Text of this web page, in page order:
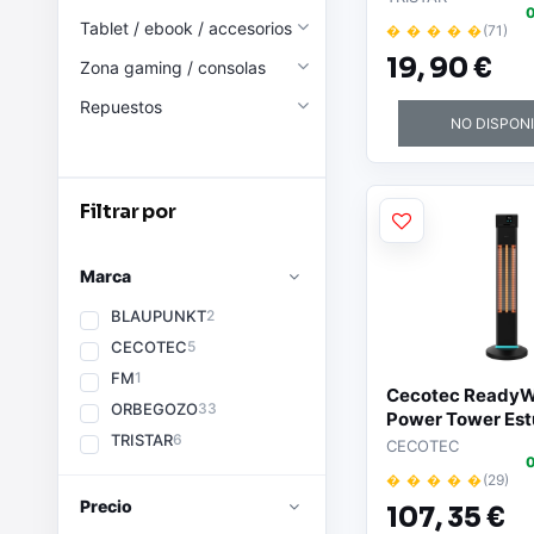
Tablet / ebook / accesorios
Zona gaming / consolas
Repuestos
Filtrar por
Marca
BLAUPUNKT2
CECOTEC5
FM1
ORBEGOZO33
TRISTAR6
Precio
� � � � �(71)
19,90 €
NO
Cecotec
Power Tower
Halogena de
Exterior -
Niveles de Calor
LCD - Proteccion
CECOTEC
� � � � �(29)
107,35 €